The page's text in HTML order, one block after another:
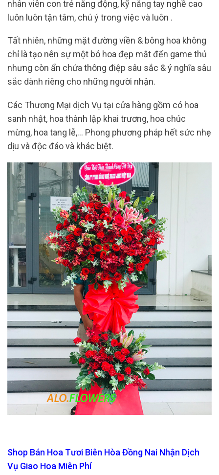
nhân viên con trẻ năng động, kỹ năng tay nghề cao
luôn luôn tận tâm, chú ý trong việc và luôn .
Tất nhiên, những mặt đường viền & bông hoa không
chỉ là tạo nên sự một bó hoa đẹp mắt đến game thủ
nhưng còn ẩn chứa thông điệp sâu sắc & ý nghĩa sâu
sắc dành riêng cho những người nhận.
Các Thương Mại dịch Vụ tại cửa hàng gồm có hoa
sanh nhật, hoa thành lập khai trương, hoa chúc
mừng, hoa tang lễ,… Phong phương pháp hết sức nhẹ
dịu và độc đáo và khác biệt.
Shop Bán Hoa Tươi Biên Hòa Đồng Nai Nhận Dịch
Vụ Giao Hoa Miên Phí